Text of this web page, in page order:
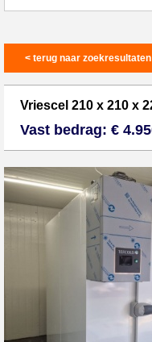
< terug naar zoekresultaten
Vriescel 210 x 210 x
Vast bedrag: €